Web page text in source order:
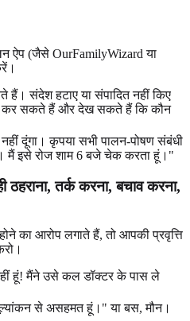
ऐप (जैसे OurFamilyWizard या
हैं। संदेश हटाए या संपादित नहीं किए
कर सकते हैं और देख सकते हैं कि कौन
दूंगा। कृपया सभी पालन-पोषण संबंधी
मैं इसे रोज शाम 6 बजे चेक करता हूं।"
तर्क करना, बचाव करना,
का आरोप लगाते हैं, तो आपकी प्रवृत्ति
हूं! मैंने उसे कल डॉक्टर के पास ले
से असहमत हूं।" या बस, मौन।